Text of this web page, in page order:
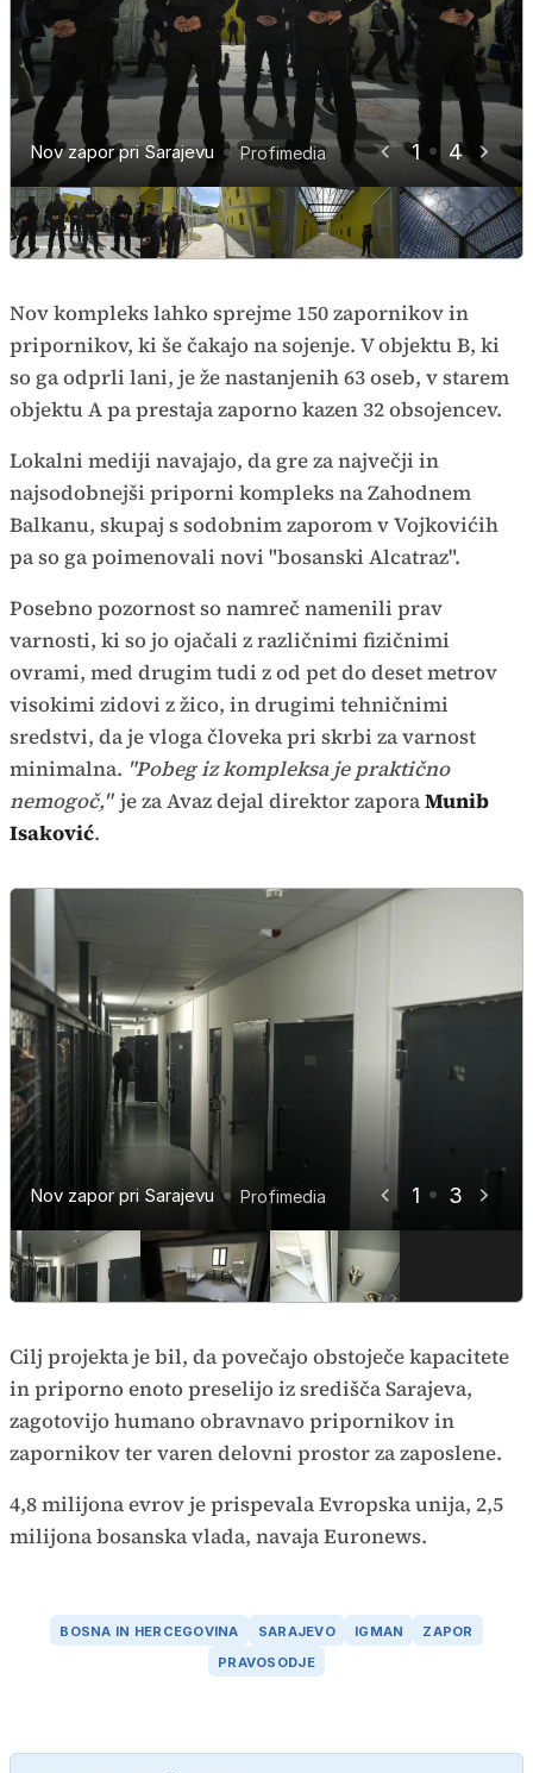
1 4
Nov zapor pri Sarajevu Profimedia
Nov zapor pri Sarajevu Profimedia
Nov zapor v Sarajevu Profimedia
Nov zapor pri Sarajevu Profimedia
Nov kompleks lahko sprejme 150 zapornikov in
pripornikov, ki še čakajo na sojenje. V objektu B, ki
so ga odprli lani, je že nastanjenih 63 oseb, v starem
objektu A pa prestaja zaporno kazen 32 obsojencev.
Lokalni mediji navajajo, da gre za največji in
najsodobnejši priporni kompleks na Zahodnem
Balkanu, skupaj s sodobnim zaporom v Vojkovićih
pa so ga poimenovali novi "bosanski Alcatraz".
Posebno pozornost so namreč namenili prav
varnosti, ki so jo ojačali z različnimi fizičnimi
ovrami, med drugim tudi z od pet do deset metrov
visokimi zidovi z žico, in drugimi tehničnimi
sredstvi, da je vloga človeka pri skrbi za varnost
minimalna. "Pobeg iz kompleksa je praktično
nemogoč," je za Avaz dejal direktor zaporaMunib
Isaković.
1 3
Nov zapor pri Sarajevu Profimedia
Nov zapor pri Sarajevu Profimedia
Nov zapor pri Sarajevu Profimedia
Cilj projekta je bil, da povečajo obstoječe kapacitete
in priporno enoto preselijo iz središča Sarajeva,
zagotovijo humano obravnavo pripornikov in
zapornikov ter varen delovni prostor za zaposlene.
4,8 milijona evrov je prispevala Evropska unija, 2,5
milijona bosanska vlada, navaja Euronews.
BOSNA IN HERCEGOVINA SARAJEVO IGMAN
ZAPOR
PRAVOSODJE